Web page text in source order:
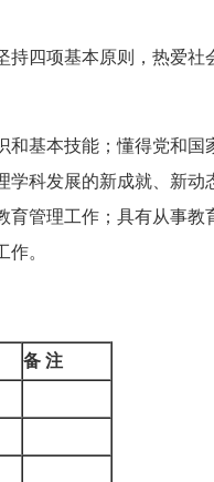
四项基本原则，热爱社
基本技能；懂得党和国
科发展的新成就、新动
管理工作；具有从事教
。
备 注